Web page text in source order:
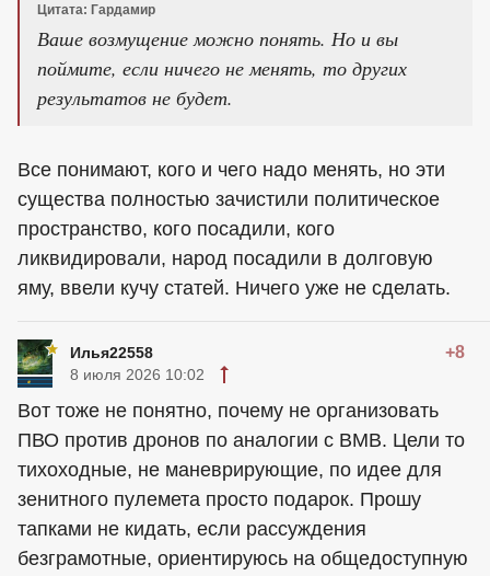
Цитата: Гардамир
Ваше возмущение можно понять. Но и вы
поймите, если ничего не менять, то других
результатов не будет.
Все понимают, кого и чего надо менять, но эти
существа полностью зачистили политическое
пространство, кого посадили, кого
ликвидировали, народ посадили в долговую
яму, ввели кучу статей. Ничего уже не сделать.
Илья22558 +8
8 июля 2026 10:02
Вот тоже не понятно, почему не организовать
ПВО против дронов по аналогии с ВМВ. Цели то
тихоходные, не маневрирующие, по идее для
зенитного пулемета просто подарок. Прошу
тапками не кидать, если рассуждения
безграмотные, ориентируюсь на общедоступную